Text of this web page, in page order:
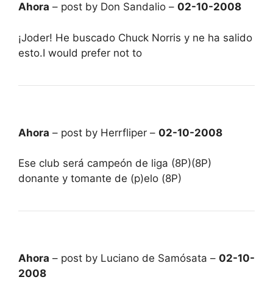
Ahora – post by Don Sandalio – 02-10-2008
¡Joder! He buscado Chuck Norris y ne ha salido
esto.I would prefer not to
Ahora – post by Herrfliper – 02-10-2008
Ese club será campeón de liga (8P)(8P)
donante y tomante de (p)elo (8P)
Ahora – post by Luciano de Samósata – 02-10-
2008